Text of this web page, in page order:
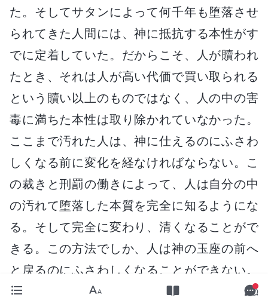
た。そしてサタンによって何千年も堕落させ
られてきた人間には、神に抵抗する本性がす
でに定着していた。だからこそ、人が贖われ
たとき、それは人が高い代価で買い取られる
という贖い以上のものではなく、人の中の害
毒に満ちた本性は取り除かれていなかった。
ここまで汚れた人は、神に仕えるのにふさわ
しくなる前に変化を経なければならない。こ
の裁きと刑罰の働きによって、人は自分の中
の汚れて堕落した本質を完全に知るようにな
る。そして完全に変わり、清くなることがで
きる。この方法でしか、人は神の玉座の前へ
と戻るのにふさわしくなることができない。
今日なされるすべての働きは、人が清められ